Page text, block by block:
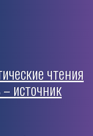
чтения
источник